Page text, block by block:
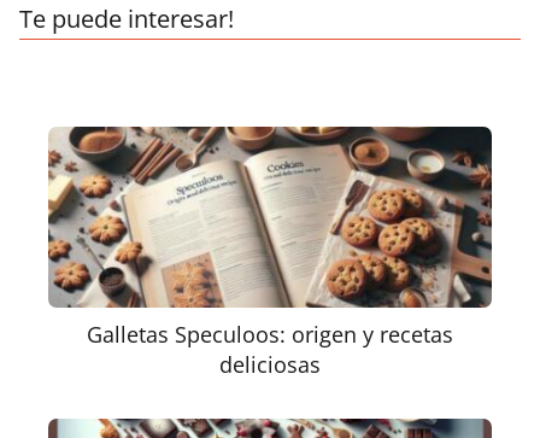
Te puede interesar!
Galletas Speculoos: origen y recetas
deliciosas